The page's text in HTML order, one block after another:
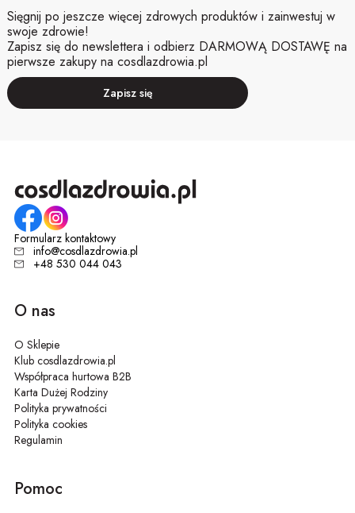
Sięgnij po jeszcze więcej zdrowych produktów i zainwestuj w
swoje zdrowie!
Zapisz się do newslettera i odbierz DARMOWĄ DOSTAWĘ na
pierwsze zakupy na cosdlazdrowia.pl
Zapisz się
Formularz kontaktowy
info@cosdlazdrowia.pl
+48 530 044 043
O nas
O Sklepie
Klub cosdlazdrowia.pl
Współpraca hurtowa B2B
Karta Dużej Rodziny
Polityka prywatności
Polityka cookies
Regulamin
Pomoc